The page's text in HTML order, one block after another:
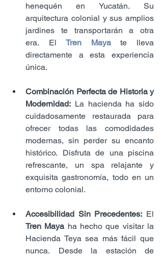
henequén en Yucatán. Su
arquitectura colonial y sus amplios
jardines te transportarán a otra
era. El Tren Maya te lleva
directamente a esta experiencia
única.
Combinación Perfecta de Historia y
Modernidad: La hacienda ha sido
cuidadosamente restaurada para
ofrecer todas las comodidades
modernas, sin perder su encanto
histórico. Disfruta de una piscina
refrescante, un spa relajante y
exquisita gastronomía, todo en un
entorno colonial.
Accesibilidad Sin Precedentes:
Tren Maya ha hecho que visitar la
Hacienda Teya sea más fácil que